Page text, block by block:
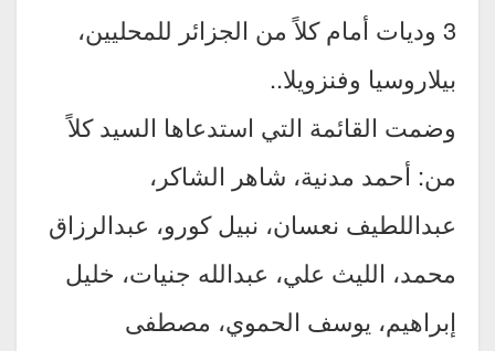
3 وديات أمام كلاً من الجزائر للمحليين،
بيلاروسيا وفنزويلا..
وضمت القائمة التي استدعاها السيد كلاً
من: أحمد مدنية، شاهر الشاكر،
عبداللطيف نعسان، نبيل كورو، عبدالرزاق
محمد، الليث علي، عبدالله جنيات، خليل
إبراهيم، يوسف الحموي، مصطفى